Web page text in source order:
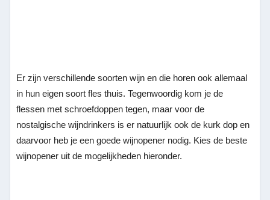
Er zijn verschillende soorten wijn en die horen ook allemaal
in hun eigen soort fles thuis. Tegenwoordig kom je de
flessen met schroefdoppen tegen, maar voor de
nostalgische wijndrinkers is er natuurlijk ook de kurk dop en
daarvoor heb je een goede wijnopener nodig. Kies de beste
wijnopener uit de mogelijkheden hieronder.